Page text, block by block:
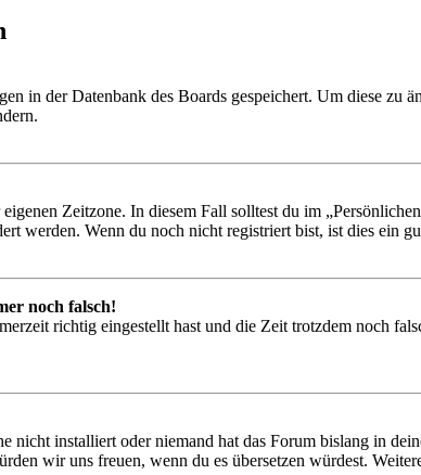
in der Datenbank des Boards gespeichert. Um diese zu
Zeitzone. In diesem Fall solltest du im
werden. Wenn du noch nicht registriert bist, ist dies ein
noch falsch!
richtig eingestellt hast und die Zeit trotzdem noch
installiert oder niemand hat das Forum bislang in
wir uns freuen, wenn du es übersetzen würdest.